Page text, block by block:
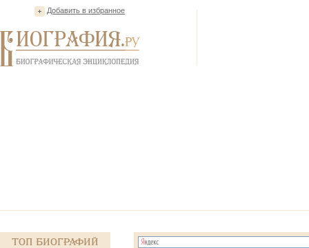
Добавить в избранное
Топ Биографий